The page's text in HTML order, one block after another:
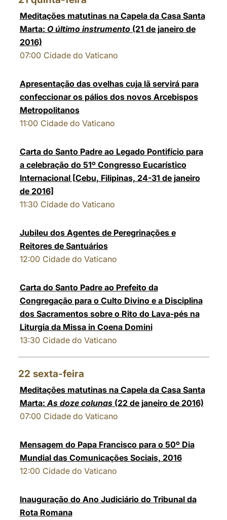
Meditações matutinas na Capela da Casa Santa
Marta: O último instrumento (21 de janeiro de
2016)
07:00 Cidade do Vaticano
Apresentação das ovelhas cuja lã servirá para
confeccionar os pálios dos novos Arcebispos
Metropolitanos
11:00 Cidade do Vaticano
Carta do Santo Padre ao Legado Pontifício para
a celebração do 51º Congresso Eucarístico
Internacional [Cebu, Filipinas, 24-31 de janeiro
de 2016]
11:30 Cidade do Vaticano
Jubileu dos Agentes de Peregrinações e
Reitores de Santuários
12:00 Cidade do Vaticano
Carta do Santo Padre ao Prefeito da
Congregação para o Culto Divino e a Disciplina
dos Sacramentos sobre o Rito do Lava-pés na
Liturgia da Missa in Coena Domini
13:30 Cidade do Vaticano
22 sexta-feira
Meditações matutinas na Capela da Casa Santa
Marta:As doze colunas(22 de janeiro de 2016)
07:00 Cidade do Vaticano
Mensagem do Papa Francisco para o 50º Dia
Mundial das Comunicações Sociais, 2016
12:00 Cidade do Vaticano
Inauguração do Ano Judiciário do Tribunal da
Rota Romana